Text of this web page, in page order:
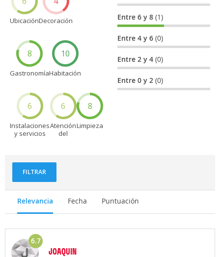
UbicaciónDecoración
8
Gastronomía
10
Habitación
6
Instalaciones
y servicios
6
Atención
del
8
Limpieza
Entre 6 y 8(1)
Entre 4 y 6(0)
Entre 2 y 4(0)
Entre 0 y 2(0)
FILTRAR
Relevancia Fecha Puntuación
6.7
JOAQUIN